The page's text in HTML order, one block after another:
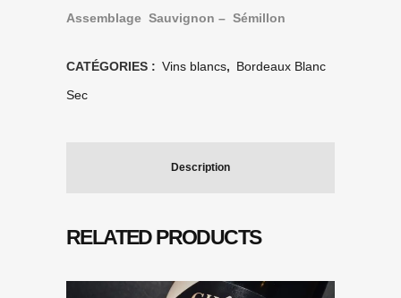
Assemblage Sauvignon – Sémillon
CATÉGORIES : Vins blancs, Bordeaux Blanc
Sec
Description
RELATED PRODUCTS